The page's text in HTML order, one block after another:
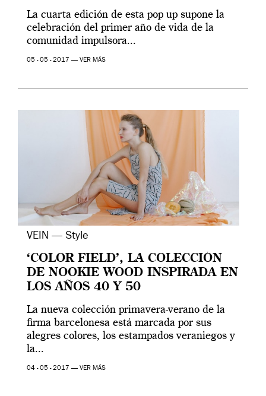
La cuarta edición de esta pop up supone la
celebración del primer año de vida de la
comunidad impulsora...
05 - 05 - 2017 — VER MÁS
VEIN — Style
‘COLOR FIELD’, LA COLECCIÓN
DE NOOKIE WOOD INSPIRADA EN
LOS AÑOS 40 Y 50
La nueva colección primavera-verano de la
firma barcelonesa está marcada por sus
alegres colores, los estampados veraniegos y
la...
04 - 05 - 2017 — VER MÁS